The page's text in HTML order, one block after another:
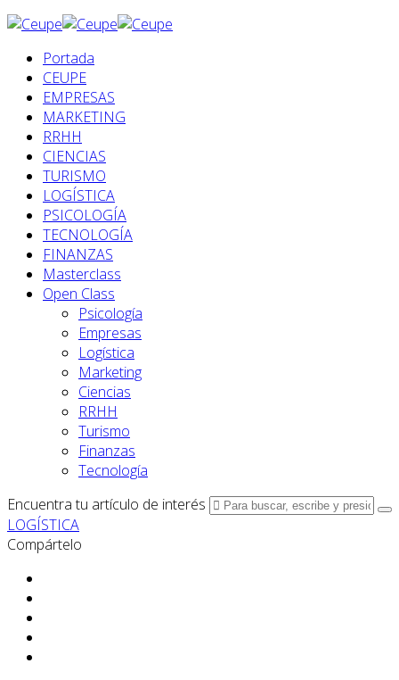
Portada
CEUPE
EMPRESAS
MARKETING
RRHH
CIENCIAS
TURISMO
LOGÍSTICA
PSICOLOGÍA
TECNOLOGÍA
FINANZAS
Masterclass
Open Class
Psicología
Empresas
Logística
Marketing
Ciencias
RRHH
Turismo
Finanzas
Tecnología
Encuentra tu artículo de interés
LOGÍSTICA
Compártelo